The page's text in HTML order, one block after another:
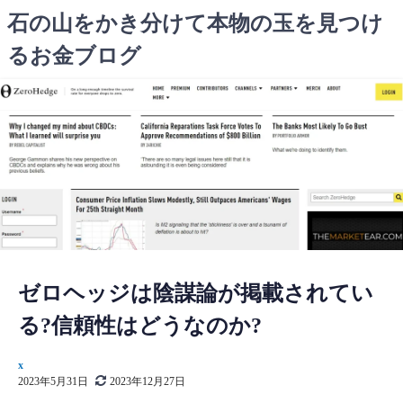
コ
ン
テ
ツ
へ
ス
キ
プ
石の山をかき分けて本物の玉を見つけ
るお金ブログ
ゼロヘッジは陰謀論が掲載されてい
る?信頼性はどうなのか?
x
2023年5月31日
2023年12月27日